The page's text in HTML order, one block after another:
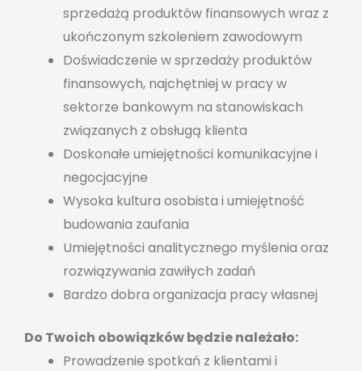
sprzedażą produktów finansowych wraz z
ukończonym szkoleniem zawodowym
Doświadczenie w sprzedaży produktów
finansowych, najchętniej w pracy w
sektorze bankowym na stanowiskach
związanych z obsługą klienta
Doskonałe umiejętności komunikacyjne i
negocjacyjne
Wysoka kultura osobista i umiejętność
budowania zaufania
Umiejętności analitycznego myślenia oraz
rozwiązywania zawiłych zadań
Bardzo dobra organizacja pracy własnej
Do Twoich obowiązków będzie należało:
Prowadzenie spotkań z klientami i